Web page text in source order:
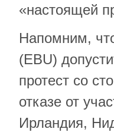
«настоящей
Напомним,
(EBU)
протест со
отказе от
Ирландия,